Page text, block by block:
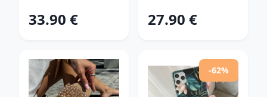
33.90 € 27.90 €
-62%